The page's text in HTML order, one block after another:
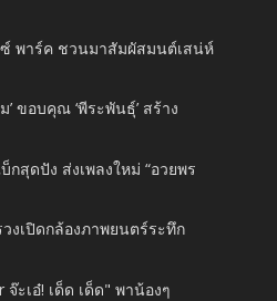
พาร์ค ชวนมาสัมผัสมนต์เสน่ห์
’ ขอบคุณ ‘พีระพันธุ์’ สร้าง
กสุดปัง ส่งเพลงใหม่ “อวยพร
งเปิดกล้องภาพยนตร์ระทึก
จ๊ะเอ๋! เด็ด เด็ด" พาน้องๆ